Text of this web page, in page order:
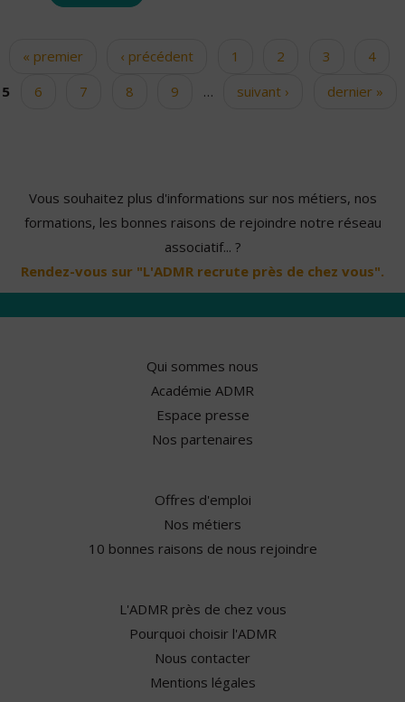
Pages
« premier ‹ précédent 1 2 3
4
5
6 7 8 9 … suivant › dernier »
Vous souhaitez plus d'informations sur nos métiers, nos
formations, les bonnes raisons de rejoindre notre réseau
associatif... ?
Rendez-vous sur "L'ADMR recrute près de chez vous".
Qui sommes nous
Académie ADMR
Espace presse
Nos partenaires
Offres d'emploi
Nos métiers
10 bonnes raisons de nous rejoindre
L'ADMR près de chez vous
Pourquoi choisir l'ADMR
Nous contacter
Mentions légales